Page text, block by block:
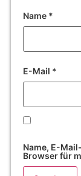
Name *
E-Mail *
Name, E-
Browser für